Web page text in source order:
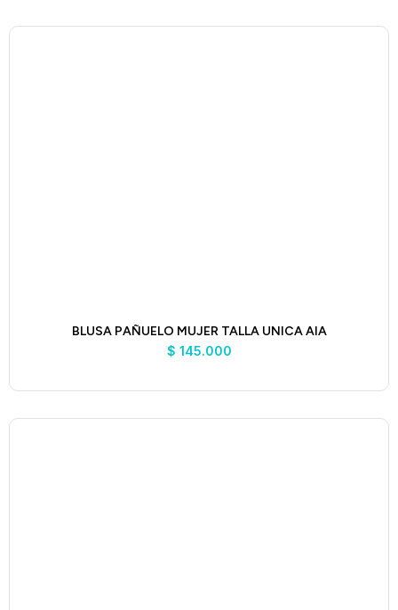
BLUSA PAÑUELO MUJER TALLA UNICA AIA
$ 145.000